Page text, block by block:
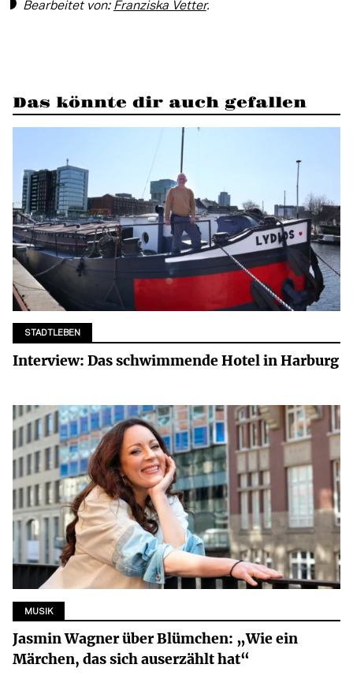
Bearbeitet von: Franziska Vetter.
Das könnte dir auch gefallen
STADTLEBEN
Interview: Das schwimmende Hotel in Harburg
MUSIK
Jasmin Wagner über Blümchen: „Wie ein
Märchen, das sich auserzählt hat“